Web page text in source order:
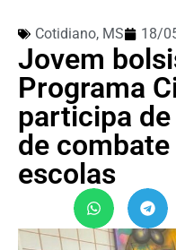
Cotidiano, MS 18/
Jovem
Programa
participa
de
escolas